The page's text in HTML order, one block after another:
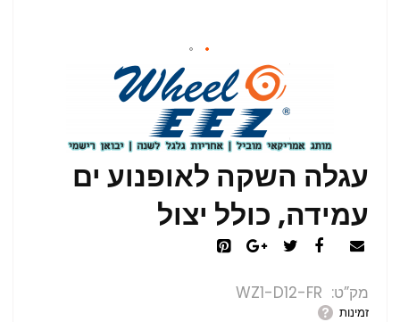
עגלה השקה לאופנוע ים
עמידה, כולל יצול
מק”ט WZ1-D12-FR
זמינות